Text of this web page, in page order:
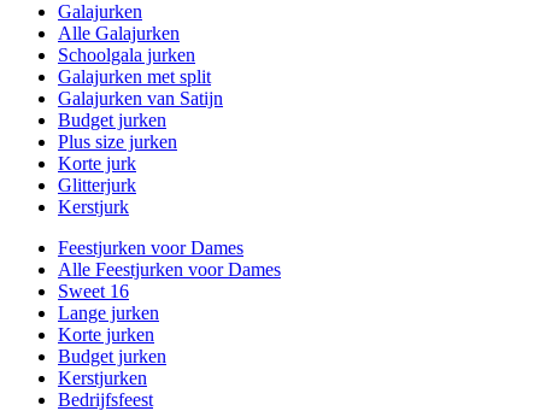
Galajurken
Alle Galajurken
Schoolgala jurken
Galajurken met split
Galajurken van Satijn
Budget jurken
Plus size jurken
Korte jurk
Glitterjurk
Kerstjurk
Feestjurken voor Dames
Alle Feestjurken voor Dames
Sweet 16
Lange jurken
Korte jurken
Budget jurken
Kerstjurken
Bedrijfsfeest